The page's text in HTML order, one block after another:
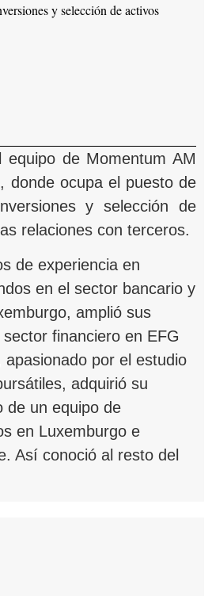
y selección de activos
equipo de Momentum AM
donde ocupa el puesto de
y selección de
relaciones con terceros.
de experiencia en
en el sector bancario y
amplió sus
financiero en EFG
por el estudio
adquirió su
de un equipo de
en Luxemburgo e
Así conoció al resto del